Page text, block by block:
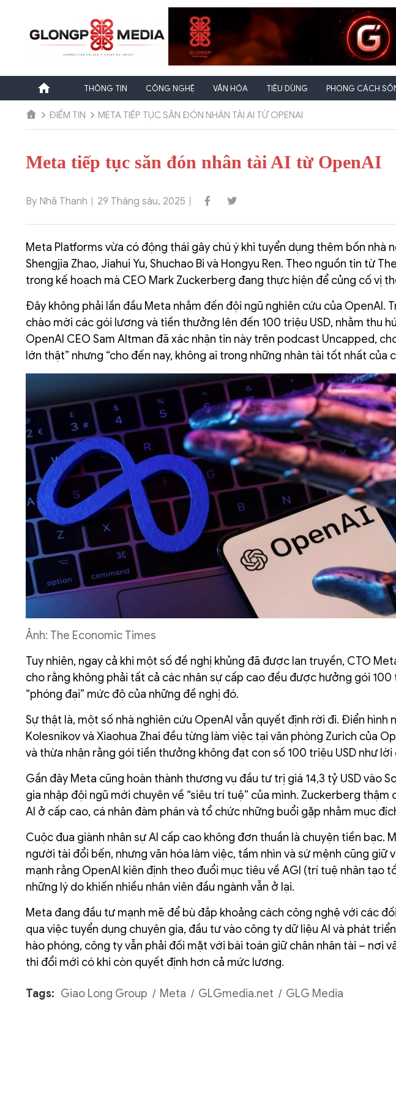
THÔNG TIN CÔNG NGHỆ VĂN HÓA TIÊU DÙNG PHONG CÁCH
ĐIỂM TIN META TIẾP TỤC SĂN ĐÓN NHÂN TÀI AI TỪ OPENAI
Meta tiếp tục săn đón nhân tài AI từ OpenAI
By Nhã Thanh 29 Tháng sáu, 2025
Meta Platforms vừa có động thái gây chú ý khi tuyển dụng thêm bốn nhà
Shengjia Zhao, Jiahui Yu, Shuchao Bi và Hongyu Ren. Theo nguồn tin từ
trong kế hoạch mà CEO Mark Zuckerberg đang thực hiện để củng cố vị
Đây không phải lần đầu Meta nhắm đến đội ngũ nghiên cứu của OpenAI.
chào mời các gói lương và tiền thưởng lên đến 100 triệu USD, nhằm thu
OpenAI CEO Sam Altman đã xác nhận tin này trên podcast Uncapped,
lớn thật” nhưng “cho đến nay, không ai trong những nhân tài tốt nhất của
Ảnh: The Economic Times
Tuy nhiên, ngay cả khi một số đề nghị khủng đã được lan truyền, CTO
cho rằng không phải tất cả các nhân sự cấp cao đều được hưởng gói
“phóng đại” mức độ của những đề nghị đó.
Sự thật là, một số nhà nghiên cứu OpenAI vẫn quyết định rời đi. Điển hình
Kolesnikov và Xiaohua Zhai đều từng làm việc tại văn phòng Zurich của
và thừa nhận rằng gói tiền thưởng không đạt con số 100 triệu USD như lời
Gần đây Meta cũng hoàn thành thương vụ đầu tư trị giá 14,3 tỷ USD vào
gia nhập đội ngũ mới chuyên về “siêu trí tuệ” của mình. Zuckerberg
AI ở cấp cao, cá nhân đàm phán và tổ chức những buổi gặp nhằm mục
Cuộc đua giành nhân sự AI cấp cao không đơn thuần là chuyện tiền bạc.
người tài đổi bến, nhưng văn hóa làm việc, tầm nhìn và sứ mệnh cũng giữ
mạnh rằng OpenAI kiên định theo đuổi mục tiêu về AGI (trí tuệ nhân tạo
những lý do khiến nhiều nhân viên đầu ngành vẫn ở lại.
Meta đang đầu tư mạnh mẽ để bù đắp khoảng cách công nghệ với các
qua việc tuyển dụng chuyên gia, đầu tư vào công ty dữ liệu AI và phát
hào phóng, công ty vẫn phải đối mặt với bài toán giữ chân nhân tài – nơi
thi đổi mới có khi còn quyết định hơn cả mức lương.
Tags: Giao Long Group Meta GLGmedia.net GLG Media